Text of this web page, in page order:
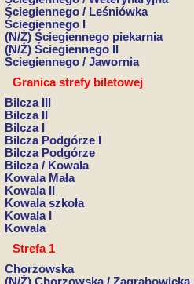
Ściegiennego / Leśniówka
Ściegiennego I
(N/Ż) Ściegiennego piekarnia
(N/Ż) Ściegiennego II
Ściegiennego / Jawornia
Granica strefy biletowej
Bilcza III
Bilcza II
Bilcza I
Bilcza Podgórze I
Bilcza Podgórze
Bilcza / Kowala
Kowala Mała
Kowala II
Kowala szkoła
Kowala I
Kowala
Strefa 1
Chorzowska